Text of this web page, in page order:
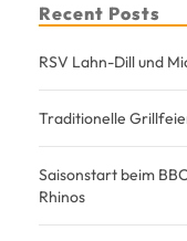
Recent Posts
RSV Lahn-Dill und
Traditionelle
Saisonstart beim
Rhinos